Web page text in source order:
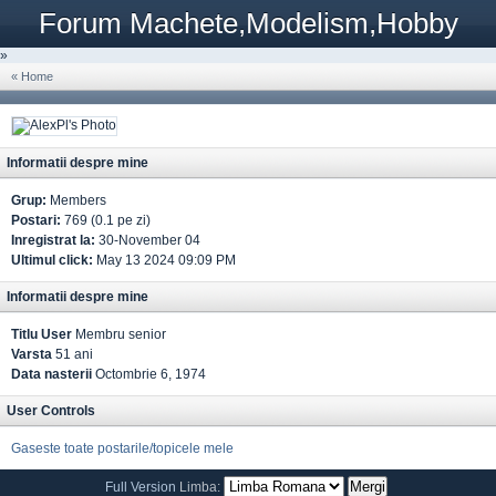
Forum Machete,Modelism,Hobby
»
« Home
Informatii despre mine
Grup: Members
Postari: 769 (0.1 pe zi)
Inregistrat la: 30-November 04
Ultimul click: May 13 2024 09:09 PM
Informatii despre mine
Titlu User Membru senior
Varsta 51 ani
Data nasterii Octombrie 6, 1974
User Controls
Gaseste toate postarile/topicele mele
Full Version Limba: